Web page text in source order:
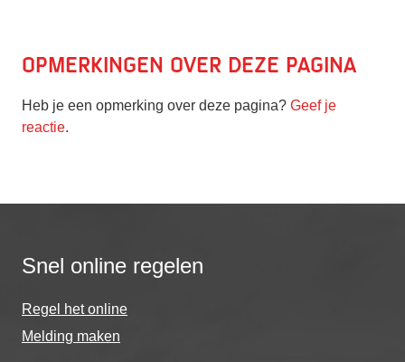
Opmerkingen over deze pagina
Heb je een opmerking over deze pagina? Geef je
reactie.
Snel online regelen
Regel het online
Melding maken